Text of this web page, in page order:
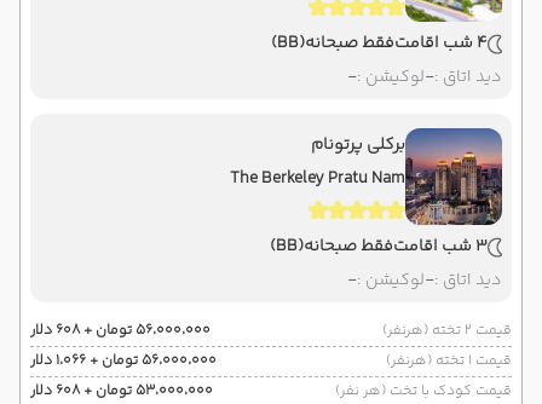
4 شب اقامت فقط صبحانه(BB)
دید اتاق :-لوکیشن :-
برکلی پرتونام
The Berkeley Pratu Nam
3 شب اقامت فقط صبحانه(BB)
دید اتاق :-لوکیشن :-
قیمت 2 تخته (هرنفر)
۵۶٬۰۰۰٬۰۰۰ تومان + ۶۰۸ دلار
قیمت 1 تخته (هرنفر)
۵۶٬۰۰۰٬۰۰۰ تومان + ۱٬۰۶۶ دلار
قیمت کودک با تخت (هر نفر)
۵۳٬۰۰۰٬۰۰۰ تومان + ۶۰۸ دلار